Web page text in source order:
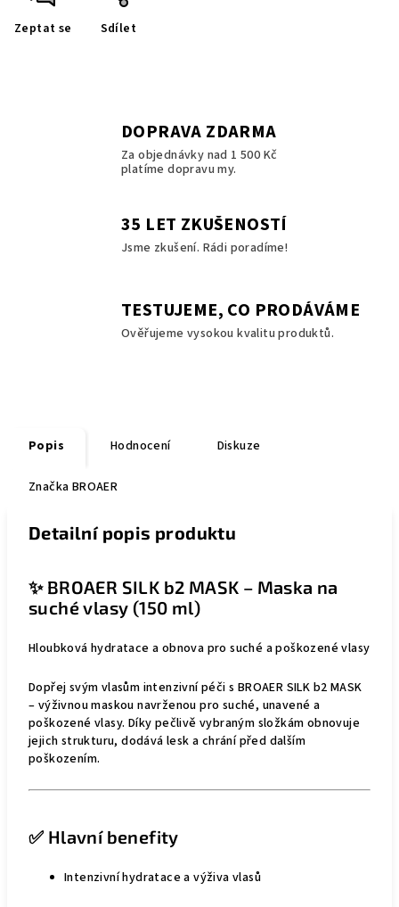
Zeptat se Sdílet
DOPRAVA ZDARMA
Za objednávky nad 1 500 Kč
platíme dopravu my.
35 LET ZKUŠENOSTÍ
Jsme zkušení. Rádi poradíme!
TESTUJEME, CO PRODÁVÁME
Ověřujeme vysokou kvalitu produktů.
Popis Hodnocení Diskuze
Značka BROAER
Detailní popis produktu
✨ BROAER SILK b2 MASK – Maska na
suché vlasy (150 ml)
Hloubková hydratace a obnova pro suché a poškozené vlasy
Dopřej svým vlasům intenzivní péči s BROAER SILK b2 MASK
– výživnou maskou navrženou pro suché, unavené a
poškozené vlasy. Díky pečlivě vybraným složkám obnovuje
jejich strukturu, dodává lesk a chrání před dalším
poškozením.
✅ Hlavní benefity
Intenzivní hydratace a výživa vlasů